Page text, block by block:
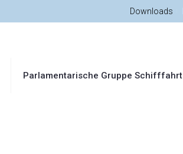
Downloads
Parlamentarische Gruppe Schifffahrt